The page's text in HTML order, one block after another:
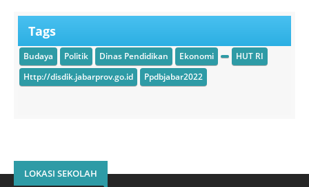
Tags
Budaya Politik Dinas Pendidikan Ekonomi
HUT RI
Http://disdik.jabarprov.go.id
Ppdbjabar2022
LOKASI SEKOLAH